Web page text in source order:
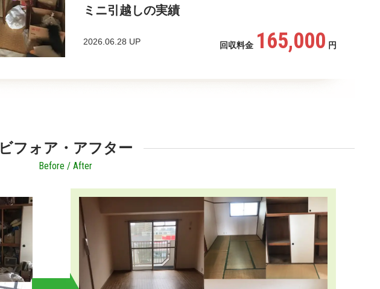
ミニ引越しの実績
2026.06.28 UP 回収料金 165,000 円
ビフォア・アフター
Before / After